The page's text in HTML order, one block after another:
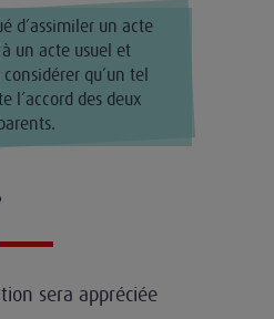
d’assimiler un acte
un acte usuel et
qu’un tel
l’accord des deux
sera appréciée